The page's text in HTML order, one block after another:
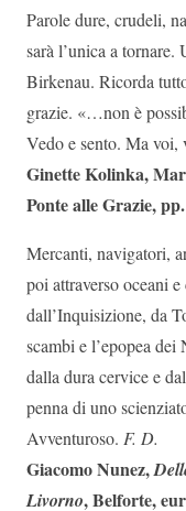
Parole dure, crudeli,
sarà l’unica a
Birkenau. Ricorda
grazie. «…non è
Vedo e sento. Ma voi,
Ginette Kolinka,
Ponte alle Grazie,
Mercanti, navigatori,
poi attraverso oceani
dall’Inquisizione, da
scambi e l’epopea
dalla dura cervice e
penna di uno
Avventuroso. F. D.
Giacomo Nunez,
Livorno, Belforte,